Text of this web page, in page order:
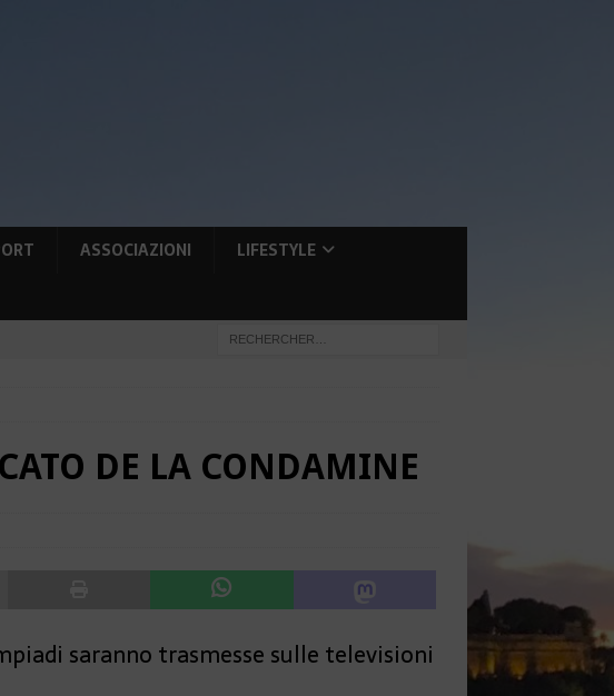
ASSOCIAZIONI
LIFESTYLE
DE LA CONDAMINE
saranno trasmesse sulle televisioni